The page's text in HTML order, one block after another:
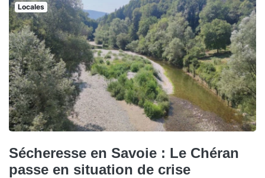
Locales
Sécheresse en Savoie : Le Chéran
passe en situation de crise